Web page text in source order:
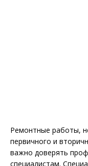
Ремонтные работы,
первичного и
важно доверять
специалистам.